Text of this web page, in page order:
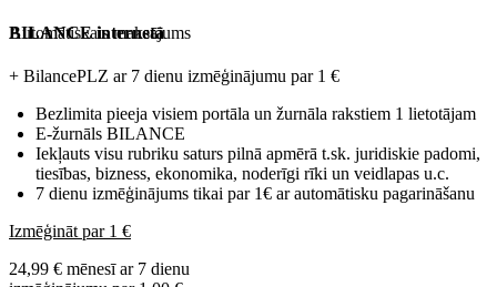
Automātiskais maksājums
BILANCE internetā
+ BilancePLZ ar 7 dienu izmēģinājumu par 1 €
Bezlimita pieeja visiem portāla un žurnāla rakstiem 1 lietotājam
E-žurnāls BILANCE
Iekļauts visu rubriku saturs pilnā apmērā t.sk. juridiskie padomi,
tiesības, bizness, ekonomika, noderīgi rīki un veidlapas u.c.
7 dienu izmēģinājums tikai par 1€ ar automātisku pagarināšanu
Izmēģināt par 1 €
24,99 € mēnesī ar 7 dienu